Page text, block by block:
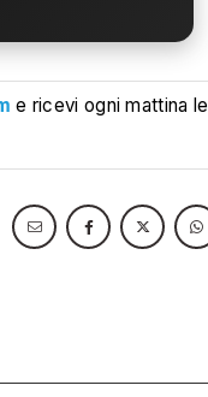
e ricevi ogni mattina le